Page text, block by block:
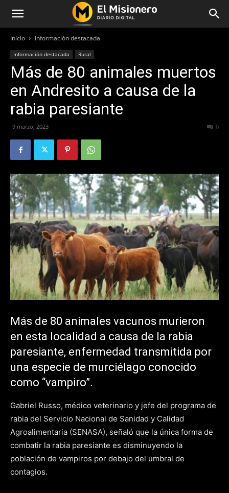
Inicio Información destacada
Información destacada Rural
Más de 80 animales muertos
en Andresito a causa de la
rabia paresiante
9 marzo, 2023 0
Más de 80 animales vacunos murieron
en esta localidad a causa de la rabia
paresiante, enfermedad transmitida por
una especie de murciélago conocido
como “vampiro”.
Gabriel Russo, médico veterinario y jefe del programa de
rabia del Servicio Nacional de Sanidad y Calidad
Agroalimentaria (SENASA), señaló que la única forma de
combatir la rabia paresiante es disminuyendo la
población de vampiros por debajo del umbral de
contagios.